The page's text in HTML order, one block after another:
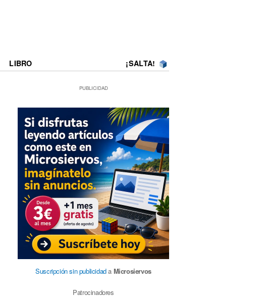
LIBRO ¡SALTA!
PUBLICIDAD
Suscripción sin publicidada Microsiervos
Patrocinadores